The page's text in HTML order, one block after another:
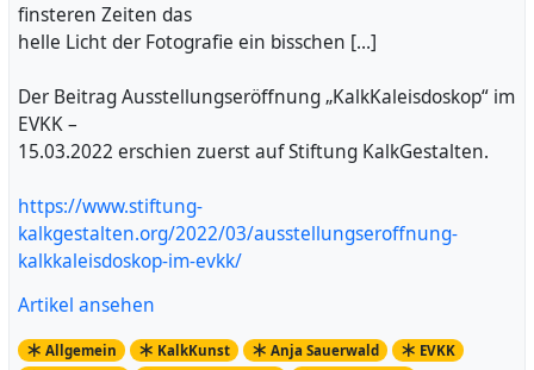
finsteren Zeiten das
helle Licht der Fotografie ein bisschen […]
Der Beitrag Ausstellungseröffnung „KalkKaleisdoskop“ im
EVKK –
15.03.2022 erschien zuerst auf Stiftung KalkGestalten.
https://www.stiftung-
kalkgestalten.org/2022/03/ausstellungseroffnung-
kalkkaleisdoskop-im-evkk/
Artikel ansehen
Allgemein KalkKunst Anja Sauerwald
EVKK